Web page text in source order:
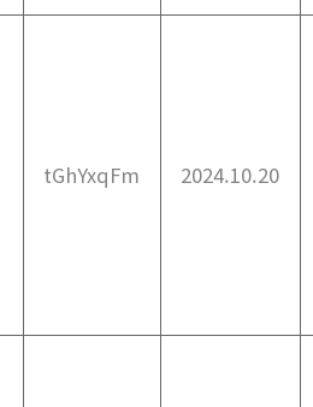
tGhYxqFm 2024.10.20